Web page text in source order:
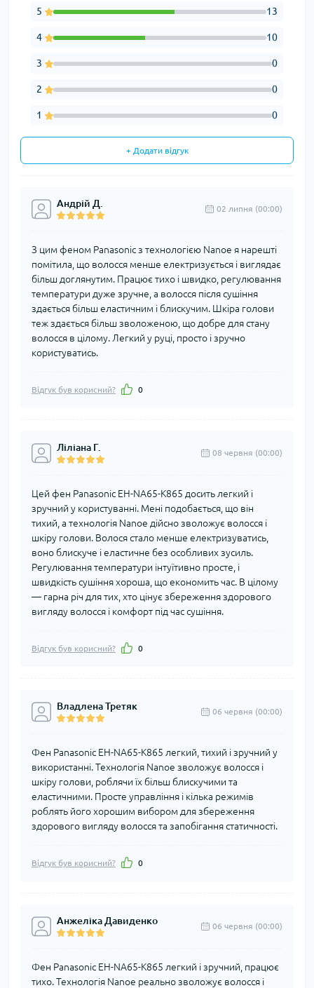
5 13
4 10
3 0
2 0
1 0
+ Додати відгук
Андрій Д. 02 липня (00:00)
З цим феном Panasonic з технологією Nanoe я нарешті
помітила, що волосся менше електризується і виглядає
більш доглянутим. Працює тихо і швидко, регулювання
температури дуже зручне, а волосся після сушіння
здається більш еластичним і блискучим. Шкіра голови
теж здається більш зволоженою, що добре для стану
волосся в цілому. Легкий у руці, просто і зручно
користуватись.
Відгук був корисний? 0
Ліліана Г. 08 червня (00:00)
Цей фен Panasonic EH-NA65-K865 досить легкий і
зручний у користуванні. Мені подобається, що він
тихий, а технологія Nanoe дійсно зволожує волосся і
шкіру голови. Волося стало менше електризуватись,
воно блискуче і еластичне без особливих зусиль.
Регулювання температури інтуїтивно просте, і
швидкість сушіння хороша, що економить час. В цілому
— гарна річ для тих, хто цінує збереження здорового
вигляду волосся і комфорт під час сушіння.
Відгук був корисний? 0
Владлена Третяк 06 червня (00:00)
Фен Panasonic EH-NA65-K865 легкий, тихий і зручний у
використанні. Технологія Nanoe зволожує волосся і
шкіру голови, роблячи їх більш блискучими та
еластичними. Просте управління і кілька режимів
роблять його хорошим вибором для збереження
здорового вигляду волосся та запобігання статичності.
Відгук був корисний? 0
Анжеліка Давиденко 06 червня (00:00)
Фен Panasonic EH-NA65-K865 легкий і зручний, працює
тихо. Технологія Nanoe реально зволожує волосся і